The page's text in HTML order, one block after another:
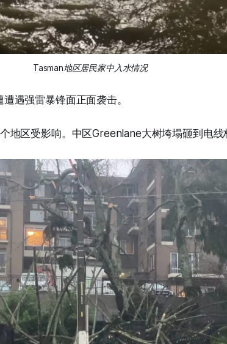
Tasman地区居民家中入水情况
遇强雷暴锋面正面袭击。
地区受影响。中区Greenlane大树垮塌砸到电线